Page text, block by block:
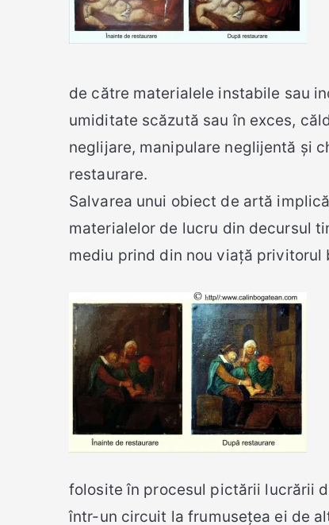
de către materialele instabile sau
umiditate scăzută sau în exces,
neglijare, manipulare neglijentă și
restaurare.
Salvarea unui obiect de artă
materialelor de lucru din decursul
mediu prind din nou viață
folosite în procesul pictării lucrării
într-un circuit la frumusețea ei de